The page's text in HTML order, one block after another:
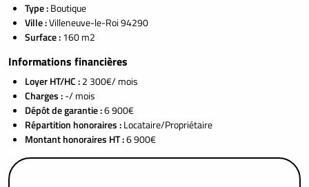
Type :Boutique
Ville :Villeneuve-le-Roi 94290
Surface :160 m2
Informations financières
Loyer HT/HC :2 300€/ mois
Charges :-/ mois
Dépôt de garantie :6 900€
Répartition honoraires :Locataire/Propriétaire
Montant honoraires HT :6 900€